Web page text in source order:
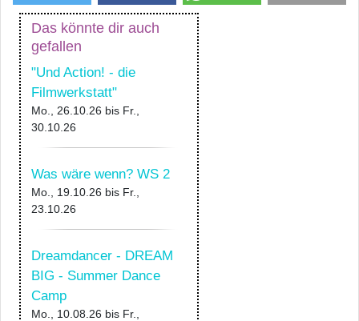
Das könnte dir auch
gefallen
"Und Action! - die
Filmwerkstatt"
Mo., 26.10.26 bis Fr.,
30.10.26
Was wäre wenn? WS 2
Mo., 19.10.26 bis Fr.,
23.10.26
Dreamdancer - DREAM
BIG - Summer Dance
Camp
Mo., 10.08.26 bis Fr.,